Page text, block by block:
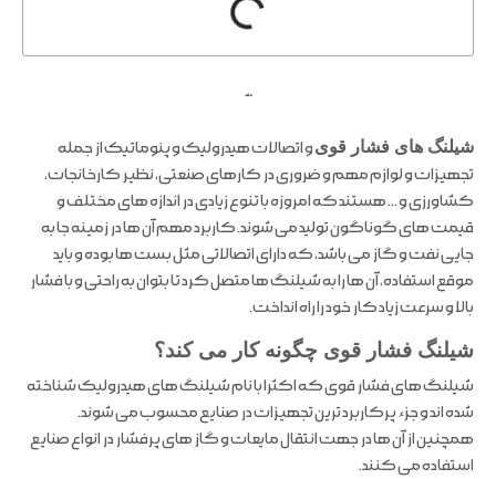
ملند
شیلنگ های فشار قویو اتصالات هیدرولیک و پنوماتیک از جمله
تجهیزات و لوازم مهم و ضروری در کارهای صنعتی، نظیر کارخانجات،
کشاورزی و … هستند که امروزه با تنوع زیادی در اندازه های مختلف و
قیمت های گوناگون تولید می شوند. کاربرد مهم آن ها در زمینه جا به
جایی نفت و گاز می باشد، که دارای اتصالاتی مثل بست ها بوده و باید
موقع استفاده، آن ها را به شیلنگ ها متصل کرد تا بتوان به راحتی و با فشار
بالا و سرعت زیاد کار خود را راه انداخت.
شیلنگ فشار قوی چگونه کار می کند؟
شیلنگ های فشار قوی که اکثرا با نام شیلنگ های هیدرولیک شناخته
شده اند و جزء پرکاربرد ترین تجهیزات در صنایع محسوب می شوند.
همچنین از آن ها در جهت انتقال مایعات و گاز های پرفشار در انواع صنایع
استفاده می کنند.